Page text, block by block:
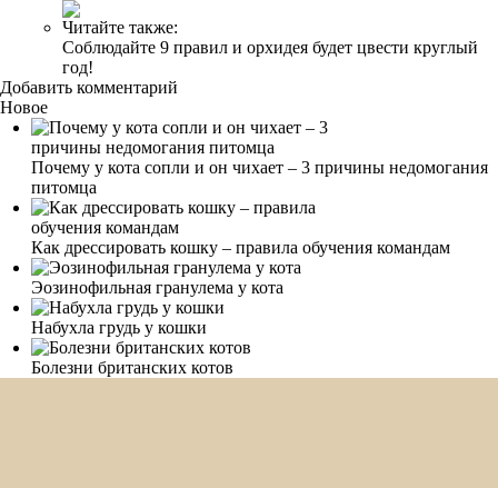
Читайте также:
Соблюдайте 9 правил и орхидея будет цвести круглый
год!
Добавить комментарий
Новое
Почему у кота сопли и он чихает – 3 причины недомогания
питомца
Как дрессировать кошку – правила обучения командам
Эозинофильная гранулема у кота
Набухла грудь у кошки
Болезни британских котов